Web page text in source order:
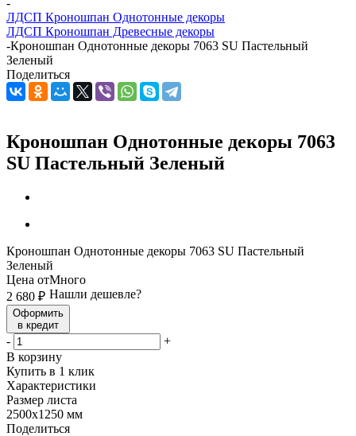
-
ЛДСП Кроношпан Однотонные декоры
ЛДСП Кроношпан Древесные декоры
-Кроношпан Однотонные декоры 7063 SU Пастельный
Зеленый
Поделиться
Кроношпан Однотонные декоры 7063
SU Пастельный Зеленый
Кроношпан Однотонные декоры 7063 SU Пастельный
Зеленый
Цена от
2 680 ₽
Оформить
в кредит
Много
Нашли дешевле?
-
+
В корзину
Купить в 1 клик
Характеристики
Размер листа
2500х1250 мм
Поделиться